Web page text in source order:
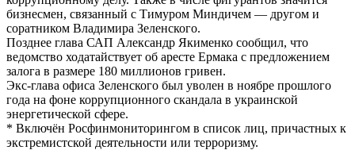
бизнесмен, связанный с Тимуром Миндичем — другом и
соратником Владимира Зеленского.
Позднее глава САП Александр Якименко сообщил, что
ведомство ходатайствует об аресте Ермака с предложением
залога в размере 180 миллионов гривен.
Экс-глава офиса Зеленского был уволен в ноябре прошлого
года на фоне коррупционного скандала в украинской
энергетической сфере.
* Включён Росфинмониторингом в список лиц, причастных к
экстремистской деятельности или терроризму.